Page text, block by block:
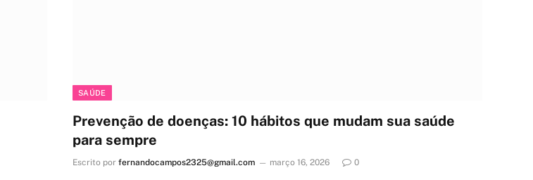
SAÚDE
Prevenção de doenças: 10 hábitos que mudam sua saúde
para sempre
Escrito por fernandocampos2325@gmail.com março 16, 2026 0